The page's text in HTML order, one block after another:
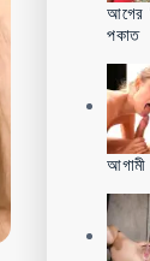
আগের
পকাত